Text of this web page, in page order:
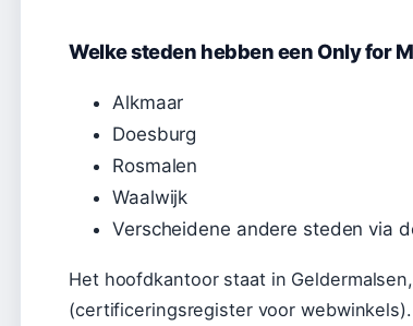
Welke steden hebben een Only for
Alkmaar
Doesburg
Rosmalen
Waalwijk
Verscheidene andere steden via
Het hoofdkantoor staat in
(certificeringsregister voor webwinkels).